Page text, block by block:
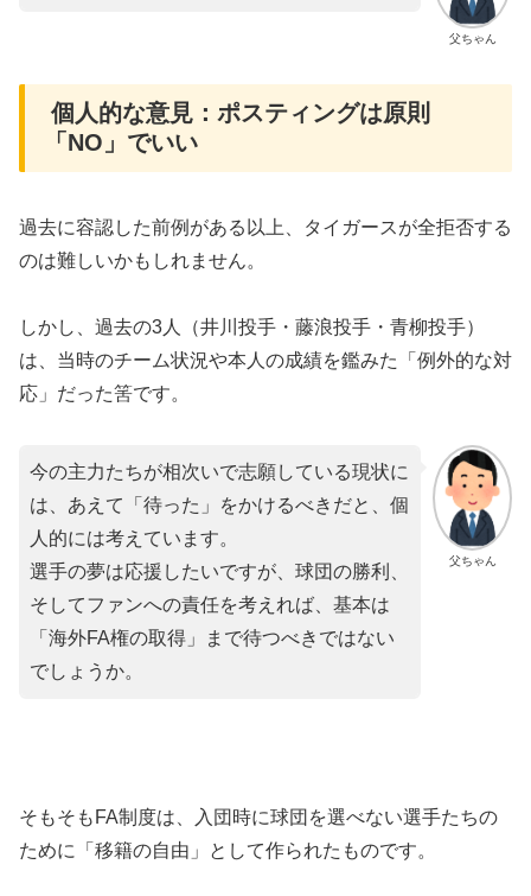
父ちゃん
​ 個人的な意見：ポスティングは原則
「NO」でいい
​過去に容認した前例がある以上、タイガースが全拒否する
のは難しいかもしれません。
しかし、過去の3人（井川投手・藤浪投手・青柳投手）
は、当時のチーム状況や本人の成績を鑑みた「例外的な対
応」だった筈です。
父ちゃん
今の主力たちが相次いで志願している現状に
は、あえて「待った」をかけるべきだと、個
人的には考えています。
​選手の夢は応援したいですが、球団の勝利、
そしてファンへの責任を考えれば、基本は
「海外FA権の取得」まで待つべきではない
でしょうか。
​そもそもFA制度は、入団時に球団を選べない選手たちの
ために「移籍の自由」として作られたものです。